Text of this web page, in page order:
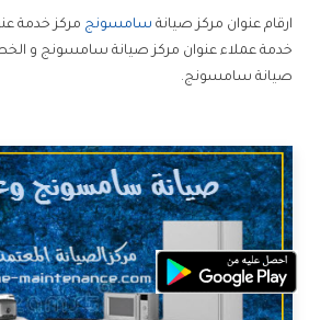
ارقام عنوان مركز صيانة سامسونج مركز خدمة
خدمة عملاء عنوان مركز صيانة سامسونج و
صيانة سامسونج.